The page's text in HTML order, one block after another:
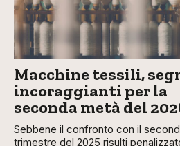
Macchine tessili,
incoraggianti per la
seconda metà del
Sebbene il confronto con il
trimestre del 2025 risulti